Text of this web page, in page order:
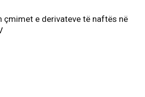
çmimet e derivateve të naftës në